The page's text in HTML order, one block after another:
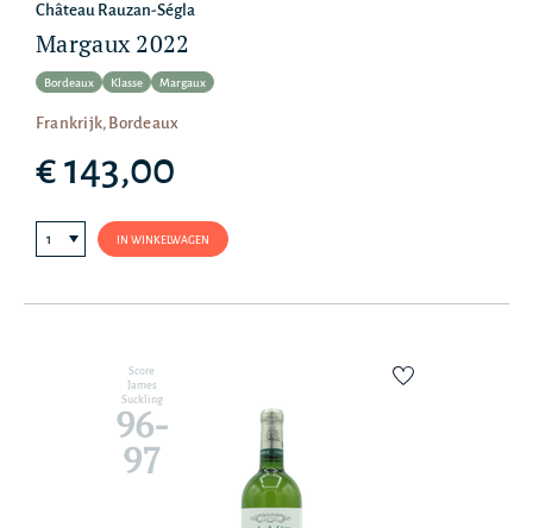
Château Rauzan-Ségla
Margaux 2022
Bordeaux Klasse Margaux
Frankrijk, Bordeaux
€ 143,00
IN WINKELWAGEN
Score
James
Suckling
96-
97